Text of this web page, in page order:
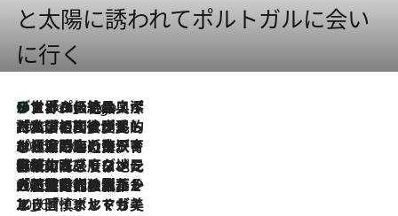
と太陽に誘われてポルトガルに会い
に行く
6 Hours Ago
リスボンの絶品スイーツ「パステル・デ・ナタ」とは？ポルトガル伝統の奥深い世界へ
2026.7.27
「私の祖国はポルトガル語です」国民的詩人フェルナンド・ペソアと、彼が愛した文学の街を歩く
2026.7.26
ポルトガル近海が育む極上の海の幸。キリリと冷えた白ワインと愉しむ、シーフード専門店の贅沢
2026.7.22
伝統の味をモダンに昇華。高感度な地元客が集う、リスボンの最旬ガストロノミー
2026.7.21
大航海時代の栄華から、震災、独裁、そして革命へ。ポルトガル・首都リスボンの石畳に刻まれた「歴史の光と影」
2026.7.13
エッセイ・ヤマザキマリ「慎ましくも美しき国 ポルトガル」